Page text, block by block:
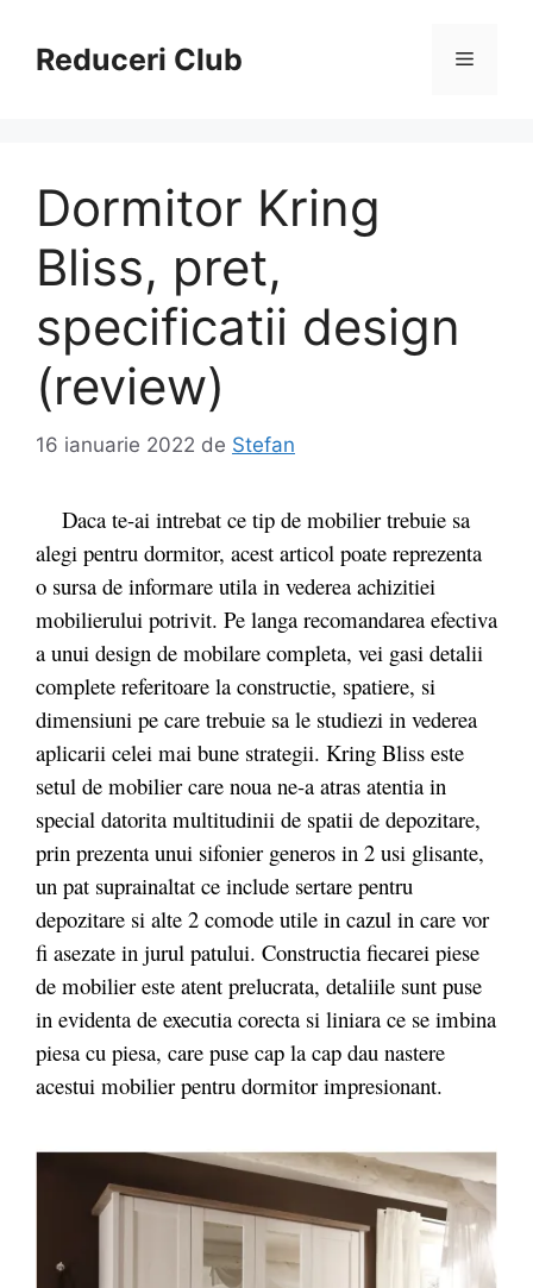
conținutReduceri Club Meniu
Dormitor Kring
Bliss, pret,
specificatii design
(review)
16 ianuarie 2022 de Stefan
Daca te-ai intrebat ce tip de mobilier trebuie sa
alegi pentru dormitor, acest articol poate reprezenta
o sursa de informare utila in vederea achizitiei
mobilierului potrivit. Pe langa recomandarea efectiva
a unui design de mobilare completa, vei gasi detalii
complete referitoare la constructie, spatiere, si
dimensiuni pe care trebuie sa le studiezi in vederea
aplicarii celei mai bune strategii. Kring Bliss este
setul de mobilier care noua ne-a atras atentia in
special datorita multitudinii de spatii de depozitare,
prin prezenta unui sifonier generos in 2 usi glisante,
un pat suprainaltat ce include sertare pentru
depozitare si alte 2 comode utile in cazul in care vor
fi asezate in jurul patului. Constructia fiecarei piese
de mobilier este atent prelucrata, detaliile sunt puse
in evidenta de executia corecta si liniara ce se imbina
piesa cu piesa, care puse cap la cap dau nastere
acestui mobilier pentru dormitor impresionant.